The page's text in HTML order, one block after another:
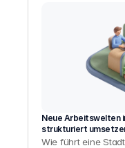
Neue Arbeitswelten
strukturiert
Wie führt eine